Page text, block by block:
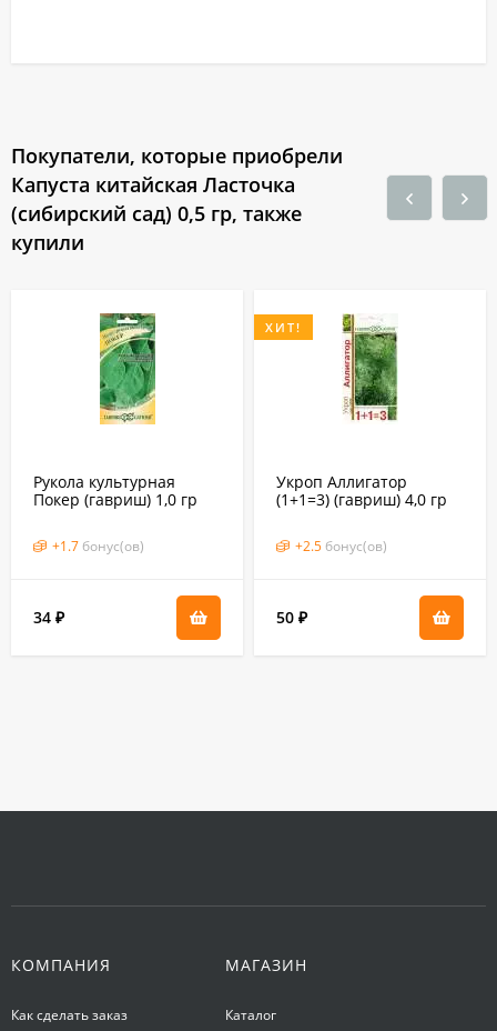
Покупатели, которые приобрели
Капуста китайская Ласточка
(сибирский сад) 0,5 гр, также
купили
Рукола культурная
Покер (гавриш) 1,0 гр
+1.7 бонус(ов)
34 ₽
ХИТ!
Укроп Аллигатор
(1+1=3) (гавриш) 4,0 гр
+2.5 бонус(ов)
50 ₽
КОМПАНИЯ
Как сделать заказ
МАГАЗИН
Каталог